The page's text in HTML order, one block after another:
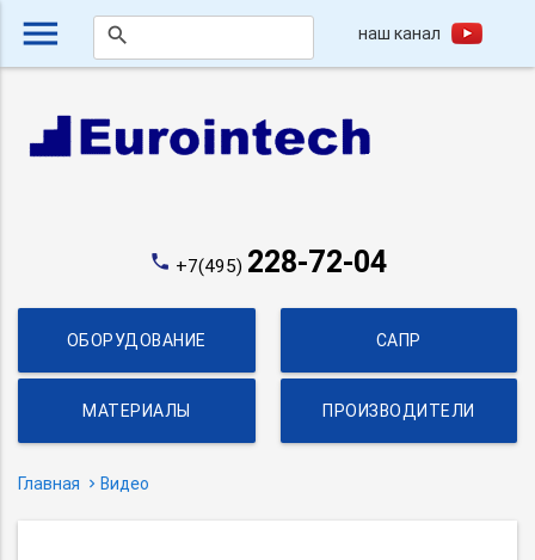
menu search наш канал
phone +7(495) 228-72-04
ОБОРУДОВАНИЕ САПР
МАТЕРИАЛЫ ПРОИЗВОДИТЕЛИ
Главная Видео